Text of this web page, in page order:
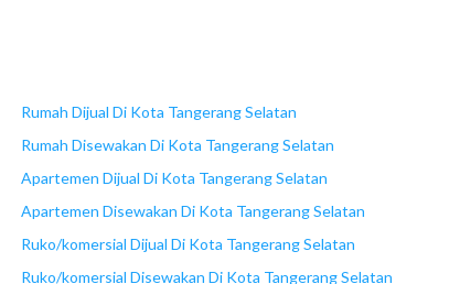
Rumah Dijual Di Kota Tangerang Selatan
Rumah Disewakan Di Kota Tangerang Selatan
Apartemen Dijual Di Kota Tangerang Selatan
Apartemen Disewakan Di Kota Tangerang Selatan
Ruko/komersial Dijual Di Kota Tangerang Selatan
Ruko/komersial Disewakan Di Kota Tangerang Selatan